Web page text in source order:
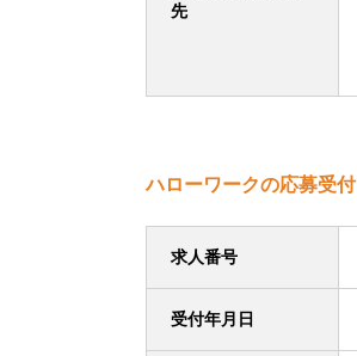
先
ハローワークの応募受付
求人番号
受付年月日